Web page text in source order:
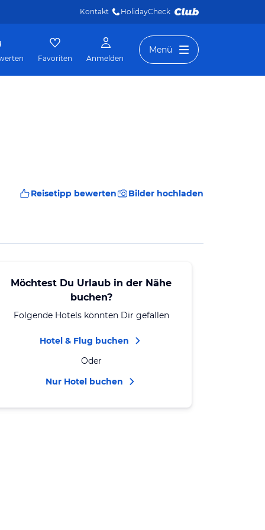
Kontakt HolidayCheck
Favoriten Anmelden
Menü
Reisetipp bewerten Bilder hochladen
Möchtest Du Urlaub in der Nähe
buchen?
Folgende Hotels könnten Dir gefallen
Hotel & Flug buchen
Oder
Nur Hotel buchen